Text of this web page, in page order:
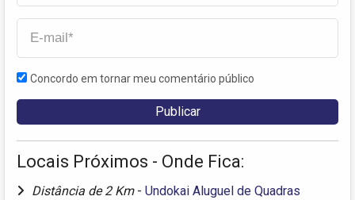
Concordo em tornar meu comentário público
Locais Próximos - Onde Fica:
Distância de 2 Km - Undokai Aluguel de Quadras